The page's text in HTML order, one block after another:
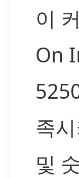
이
On
족
및